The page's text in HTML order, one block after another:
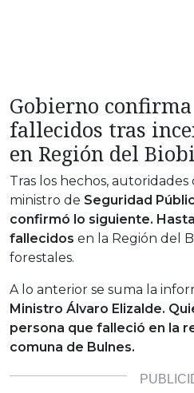
Gobierno
fallecidos tras
en Región del
Tras los hechos, autoridades
ministro de Seguridad
confirmó lo siguiente. Hasta
fallecidos en la Región del
forestales.
A lo anterior se suma la
Ministro Álvaro Elizalde.
persona que falleció en la
comuna de Bulnes.